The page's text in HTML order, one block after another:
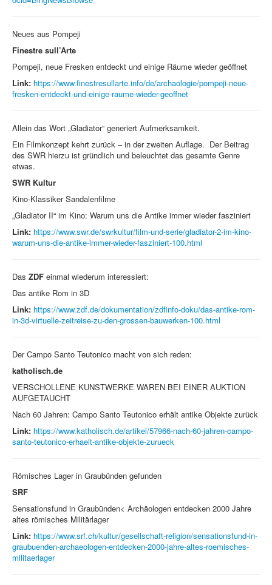
Neues aus Pompeji
Finestre sull’Arte
Pompeji, neue Fresken entdeckt und einige Räume wieder geöffnet
Link: https://www.finestresullarte.info/de/archaologie/pompeji-neue-
fresken-entdeckt-und-einige-raume-wieder-geoffnet
Allein das Wort „Gladiator“ generiert Aufmerksamkeit.
Ein Filmkonzept kehrt zurück – in der zweiten Auflage. Der Beitrag
des SWR hierzu ist gründlich und beleuchtet das gesamte Genre
etwas.
SWR Kultur
Kino-Klassiker Sandalenfilme
„Gladiator II“ im Kino: Warum uns die Antike immer wieder fasziniert
Link: https://www.swr.de/swrkultur/film-und-serie/gladiator-2-im-kino-
warum-uns-die-antike-immer-wieder-fasziniert-100.html
Das ZDF einmal wiederum interessiert:
Das antike Rom in 3D
Link: https://www.zdf.de/dokumentation/zdfinfo-doku/das-antike-rom-
in-3d-virtuelle-zeitreise-zu-den-grossen-bauwerken-100.html
Der Campo Santo Teutonico macht von sich reden:
katholisch.de
VERSCHOLLENE KUNSTWERKE WAREN BEI EINER AUKTION
AUFGETAUCHT
Nach 60 Jahren: Campo Santo Teutonico erhält antike Objekte zurück
Link: https://www.katholisch.de/artikel/57966-nach-60-jahren-campo-
santo-teutonico-erhaelt-antike-objekte-zurueck
Römisches Lager in Graubünden gefunden
SRF
Sensationsfund in Graubünden< Archäologen entdecken 2000 Jahre
altes römisches Militärlager
Link: https://www.srf.ch/kultur/gesellschaft-religion/sensationsfund-in-
graubuenden-archaeologen-entdecken-2000-jahre-altes-roemisches-
militaerlager